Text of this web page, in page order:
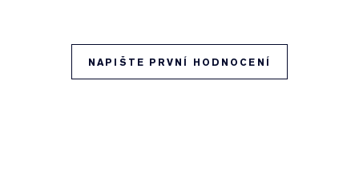
NAPIŠTE PRVNÍ HODNOCENÍ